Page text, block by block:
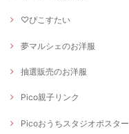
♡ぴこすたい
夢マルシェのお洋服
抽選販売のお洋服
Pico親子リンク
Picoおうちスタジオポスター